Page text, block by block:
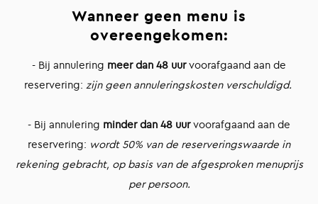
Wanneer geen menu is
overeengekomen:
- Bij annulering meer dan 48 uurvoorafgaand aan de
reservering: zijn geen annuleringskosten verschuldigd.
- Bij annulering minder dan 48 uurvoorafgaand aan de
reservering: wordt 50% van de reserveringswaarde in
rekening gebracht, op basis van de afgesproken menuprijs
per persoon.